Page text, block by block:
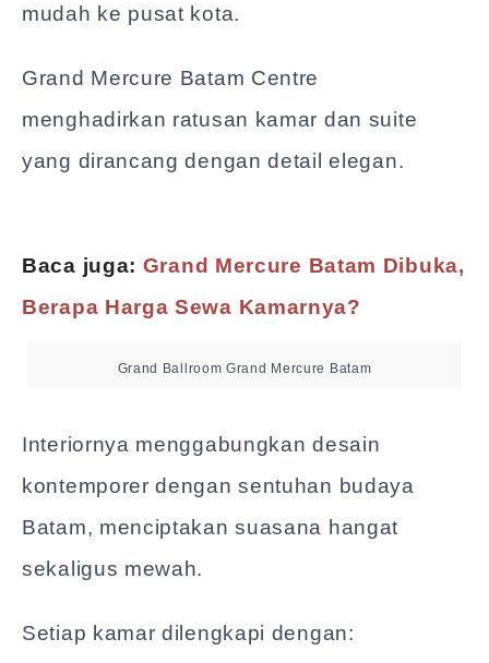
mudah ke pusat kota.
Grand Mercure Batam Centre
menghadirkan ratusan kamar dan suite
yang dirancang dengan detail elegan.
Baca juga: Grand Mercure Batam Dibuka,
Berapa Harga Sewa Kamarnya?
Grand Ballroom Grand Mercure Batam
Interiornya menggabungkan desain
kontemporer dengan sentuhan budaya
Batam, menciptakan suasana hangat
sekaligus mewah.
Setiap kamar dilengkapi dengan: